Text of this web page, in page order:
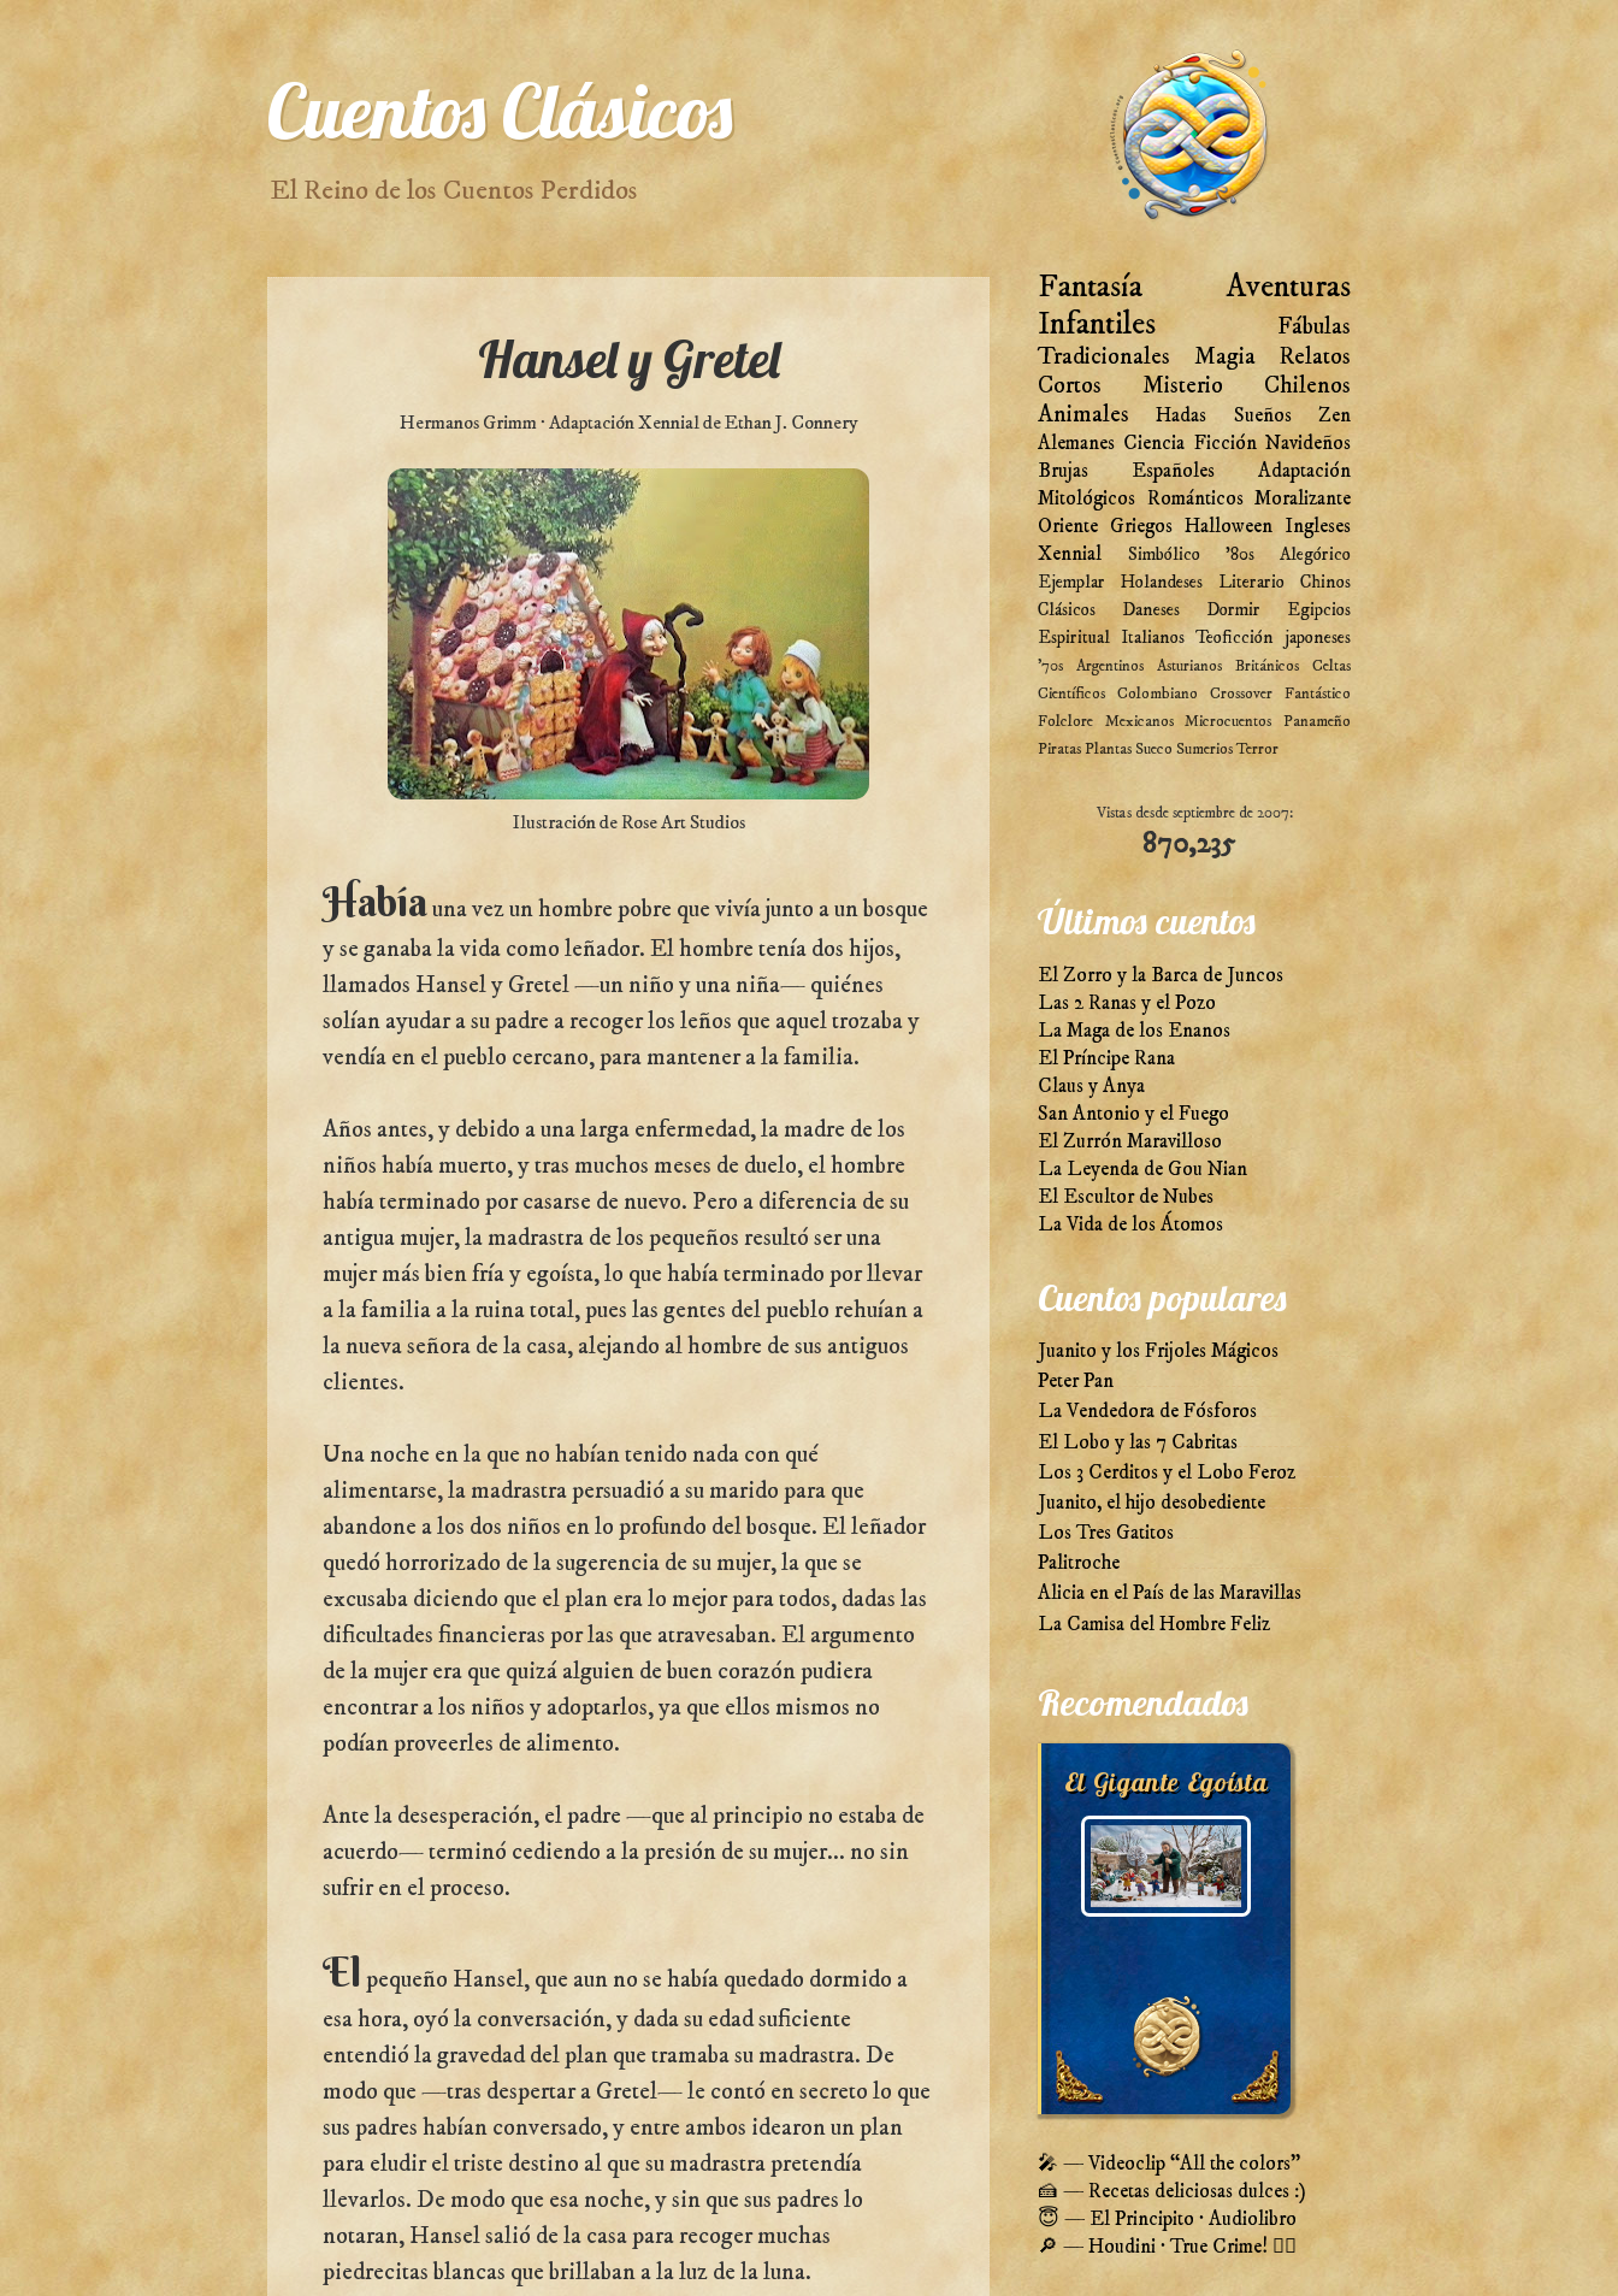
Cuentos Clásicos
El Reino de los Cuentos Perdidos
Hansel y Gretel
Hermanos Grimm · Adaptación Xennial de Ethan J. Connery
Ilustración de Rose Art Studios
Habíauna vez un hombre pobre que vivía junto a un bosque
y se ganaba la vida como leñador. El hombre tenía dos hijos,
llamados Hansel y Gretel —un niño y una niña— quiénes
solían ayudar a su padre a recoger los leños que aquel trozaba y
vendía en el pueblo cercano, para mantener a la familia.
Años antes, y debido a una larga enfermedad, la madre de los
niños había muerto, y tras muchos meses de duelo, el hombre
había terminado por casarse de nuevo. Pero a diferencia de su
antigua mujer, la madrastra de los pequeños resultó ser una
mujer más bien fría y egoísta, lo que había terminado por llevar
a la familia a la ruina total, pues las gentes del pueblo rehuían a
la nueva señora de la casa, alejando al hombre de sus antiguos
clientes.
Una noche en la que no habían tenido nada con qué
alimentarse, la madrastra persuadió a su marido para que
abandone a los dos niños en lo profundo del bosque. El leñador
quedó horrorizado de la sugerencia de su mujer, la que se
excusaba diciendo que el plan era lo mejor para todos, dadas las
dificultades financieras por las que atravesaban. El argumento
de la mujer era que quizá alguien de buen corazón pudiera
encontrar a los niños y adoptarlos, ya que ellos mismos no
podían proveerles de alimento.
Ante la desesperación, el padre —que al principio no estaba de
acuerdo— terminó cediendo a la presión de su mujer... no sin
sufrir en el proceso.
El pequeño Hansel, que aun no se había quedado dormido a
esa hora, oyó la conversación, y dada su edad suficiente
entendió la gravedad del plan que tramaba su madrastra. De
modo que —tras despertar a Gretel— le contó en secreto lo que
sus padres habían conversado, y entre ambos idearon un plan
para eludir el triste destino al que su madrastra pretendía
llevarlos. De modo que esa noche, y sin que sus padres lo
notaran, Hansel salió de la casa para recoger muchas
piedrecitas blancas que brillaban a la luz de la luna.
Fantasía
Aventuras
Infantiles
Fábulas
Tradicionales
Magia
Relatos
Cortos
Misterio
Chilenos
Animales
Hadas Sueños
Zen
Alemanes Ciencia Ficción Navideños
Brujas
Españoles
Adaptación
Mitológicos Románticos Moralizante
Oriente Griegos Halloween Ingleses
Xennial
Simbólico '80s
Alegórico
Ejemplar
Holandeses Literario
Chinos
Clásicos
Daneses Dormir
Egipcios
Espiritual Italianos Teoficción japoneses
'70s Argentinos Asturianos Británicos
Celtas
Científicos
Colombiano Crossover
Fantástico
Folclore
Mexicanos Microcuentos
Panameño
PiratasPlantasSueco SumeriosTerror
Vistas desde septiembre de 2007:
870,235
Últimos cuentos
El Zorro y la Barca de Juncos
Las 2 Ranas y el Pozo
La Maga de los Enanos
El Príncipe Rana
Claus y Anya
San Antonio y el Fuego
El Zurrón Maravilloso
La Leyenda de Gou Nian
El Escultor de Nubes
La Vida de los Átomos
Cuentos populares
Juanito y los Frijoles Mágicos
Peter Pan
La Vendedora de Fósforos
El Lobo y las 7 Cabritas
Los 3 Cerditos y el Lobo Feroz
Juanito, el hijo desobediente
Los Tres Gatitos
Palitroche
Alicia en el País de las Maravillas
La Camisa del Hombre Feliz
Recomendados
El Gigante Egoísta
🎤 — Videoclip “All the colors”
🍰 — Recetas deliciosas dulces :)
😇 — El Principito · Audiolibro
🔎 — Houdini · True Crime! 🕵️‍♀️